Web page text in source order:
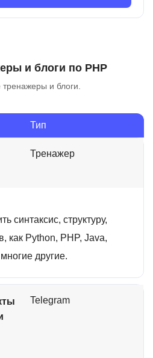
и блоги по PHP
и блоги.
Тип
Тренажер
синтаксис, структуру,
как Python, PHP, Java,
другие.
Telegram